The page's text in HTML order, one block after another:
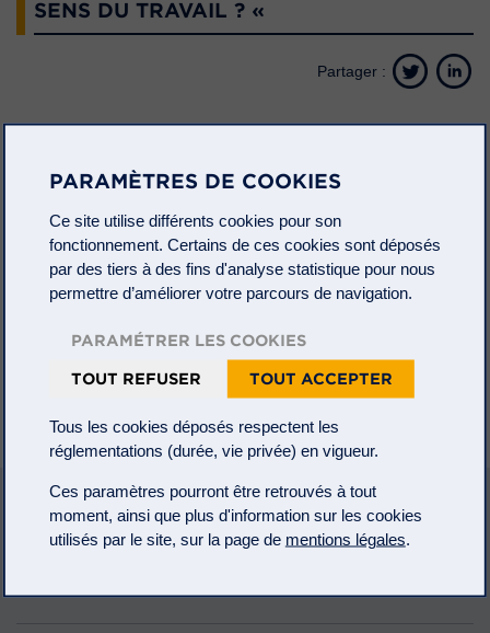
SENS DU TRAVAIL ? «
Partager :
Comité
Pro
Persona
sixième numéro
de la séquence
Cahiers Pro Persona : «Quel est le sens du travail ?
Pro Persona est un cercle de réflexion composé de philosophes,
théologiens et d’experts de la finance, soutenu par le groupe
Meeschaert qui contribue à ses réflexions.
A PROPOS
Mentions légales
Informations règlementaires
PARAMÈTRES DE COOKIES
Ce site utilise différents cookies pour son
fonctionnement. Certains de ces cookies sont déposés
par des tiers à des fins d'analyse statistique pour nous
permettre d’améliorer votre parcours de navigation.
PARAMÉTRER LES COOKIES
TOUT REFUSER TOUT ACCEPTER
Tous les cookies déposés respectent les
réglementations (durée, vie privée) en vigueur.
Ces paramètres pourront être retrouvés à tout
moment, ainsi que plus d'information sur les cookies
utilisés par le site, sur la page de mentions légales.